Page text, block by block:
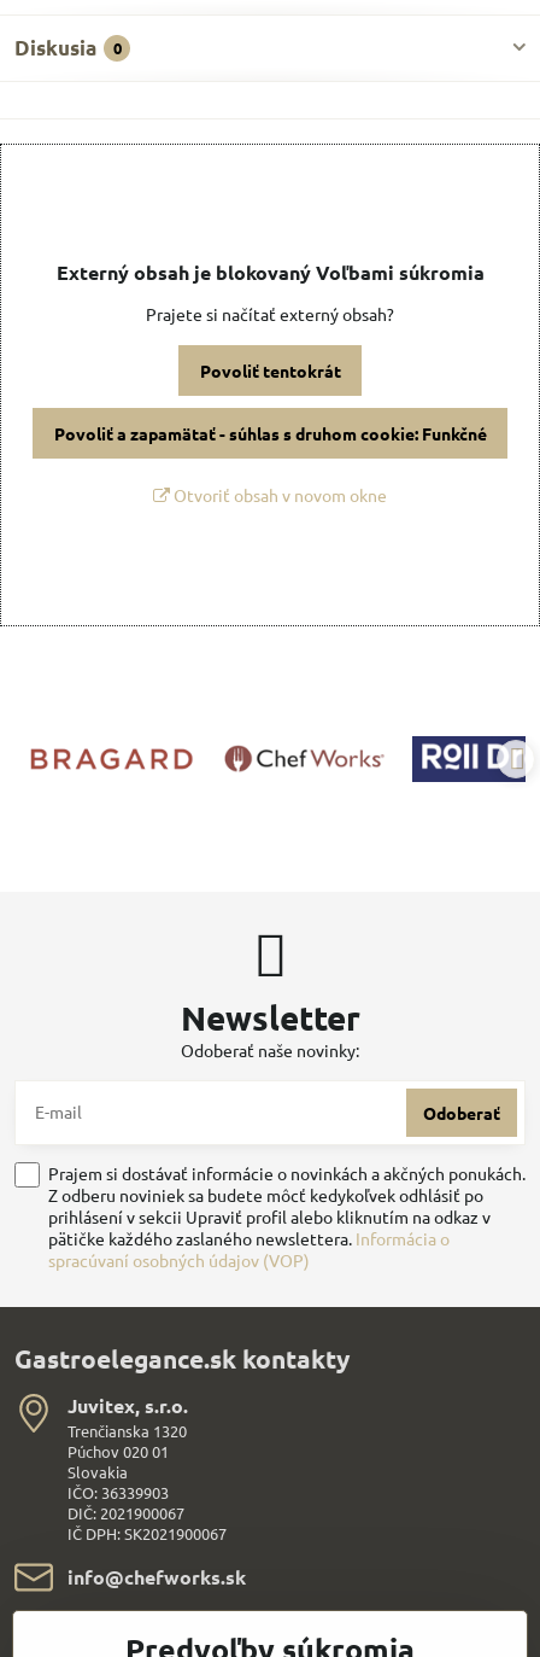
Diskusia 0
Externý obsah je blokovaný Voľbami súkromia
Prajete si načítať externý obsah?
Povoliť tentokrát
Povoliť a zapamätať - súhlas s druhom cookie: Funkčné
Otvoriť obsah v novom okne
Newsletter
Odoberať naše novinky:
Odoberať
Prajem si dostávať informácie o novinkách a akčných ponukách.
Z odberu noviniek sa budete môcť kedykoľvek odhlásiť po
prihlásení v sekcii Upraviť profil alebo kliknutím na odkaz v
pätičke každého zaslaného newslettera. Informácia o
spracúvaní osobných údajov (VOP)
Gastroelegance.sk kontakty
Juvitex, s​.r​.o​.
Trenčianska 1320
Púchov 020 01
Slovakia
IČO: 36339903
DIČ: 2021900067
IČ DPH: SK2021900067
info​@chefworks​.sk
Predvoľby súkromia